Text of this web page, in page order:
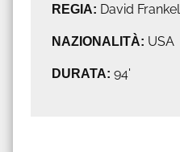
REGIA: David Frankel
NAZIONALITÀ: USA
DURATA: 94'